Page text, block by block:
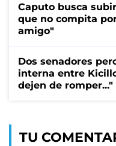
Caputo busca
que no compita
amigo"
Dos senadores
interna entre
dejen de romper..."
TU